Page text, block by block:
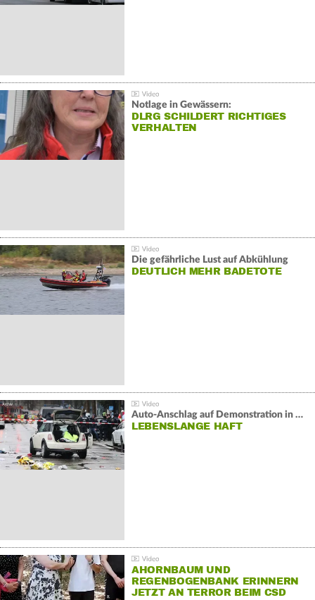
Notlage in Gewässern:
DLRG SCHILDERT RICHTIGES
VERHALTEN
Die gefährliche Lust auf Abkühlung
DEUTLICH MEHR BADETOTE
Auto-Anschlag auf Demonstration in München:
LEBENSLANGE HAFT
AHORNBAUM UND
REGENBOGENBANK ERINNERN
JETZT AN TERROR BEIM CSD